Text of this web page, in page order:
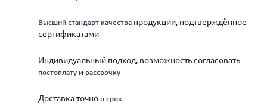
Высший стандарт качества продукции, подтверждённое
сертификатами
Индивидуальный подход, возможность согласовать
постоплату и рассрочку
Доставка точно в срок